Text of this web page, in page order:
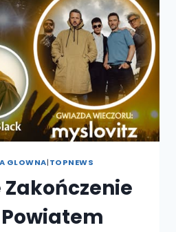
GLOWNA|TOPNEWS
Zakończenie